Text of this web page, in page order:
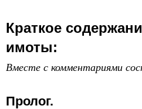
Краткое
имоты:
Вместе с комментариями
Пролог.